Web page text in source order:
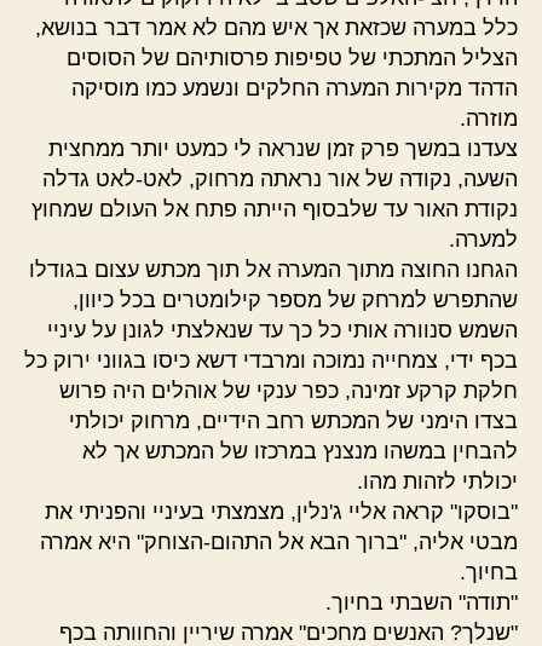
כלל במערה שכזאת אך איש מהם לא אמר דבר בנושא,
הצליל המתכתי של טפיפות פרסותיהם של הסוסים
הדהד מקירות המערה החלקים ונשמע כמו מוסיקה
מוזרה.
צעדנו במשך פרק זמן שנראה לי כמעט יותר ממחצית
השעה, נקודה של אור נראתה מרחוק, לאט-לאט גדלה
נקודת האור עד שלבסוף הייתה פתח אל העולם שמחוץ
למערה.
הגחנו החוצה מתוך המערה אל תוך מכתש עצום בגודלו
שהתפרש למרחק של מספר קילומטרים בכל כיוון,
השמש סנוורה אותי כל כך עד שנאלצתי לגונן על עיניי
בכף ידי, צמחייה נמוכה ומרבדי דשא כיסו בגווני ירוק כל
חלקת קרקע זמינה, כפר ענקי של אוהלים היה פרוש
בצדו הימני של המכתש רחב הידיים, מרחוק יכולתי
להבחין במשהו מנצנץ במרכזו של המכתש אך לא
יכולתי לזהות מהו.
"בוסקו" קראה אליי ג'נלין, מצמצתי בעיניי והפניתי את
מבטי אליה, "ברוך הבא אל התהום-הצוחק" היא אמרה
בחיוך.
"תודה" השבתי בחיוך.
"שנלך? האנשים מחכים" אמרה שיריין והחוותה בכף